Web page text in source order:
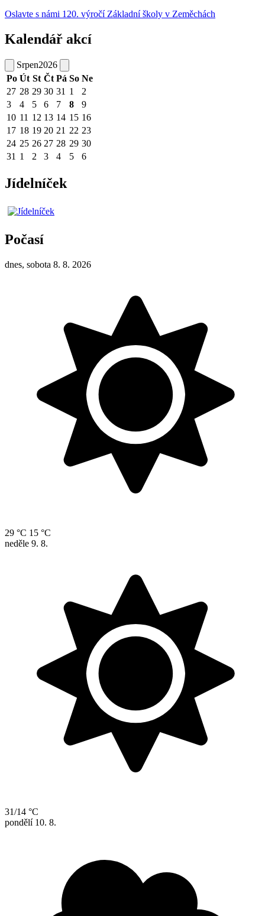
Oslavte s námi 120. výročí Základní školy v Zeměchách
Kalendář akcí
Srpen2026
Po Út St Čt Pá So Ne
27 28 29 30 31 1
2
3
4 5 6 7 8
9
10 11 12 13 14 15 16
17 18 19 20 21 22 23
24 25 26 27 28 29 30
31 1 2 3 4 5 6
Jídelníček
Počasí
dnes, sobota 8. 8. 2026
29 °C 15 °C
neděle 9. 8.
31/14 °C
pondělí 10. 8.